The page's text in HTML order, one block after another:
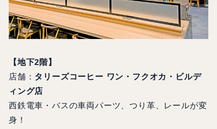
【地下2階】
店舗： タリーズコーヒー ワン・フクオカ・ビルデ
ィング店
西鉄電車・バスの車両パーツ、つり革、レールが変
身！